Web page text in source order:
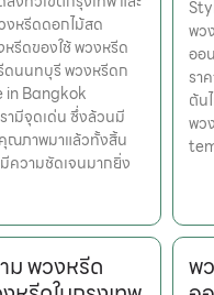
งหรีดดอกไม้สด
รีดของใช้ พวงหรีด
ดนนทบุรี พวงหรีดก
Bangkok
ามีจุดเด่น ซึ่งล้วนมี
ณภาพมาแล้วทั้งสิ้น
ความชัดเจนมากยิ่ง
พว
ออ
รา
ต้น
พว
ม พวงหรีด พ